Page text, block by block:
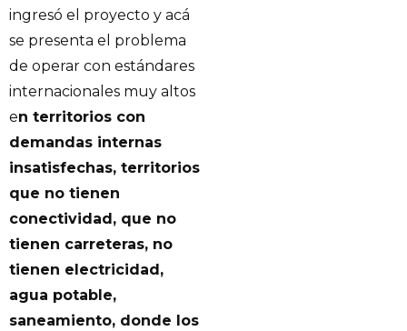
ingresó el proyecto y acá
se presenta el problema
de operar con estándares
internacionales muy altos
en territorios con
demandas internas
insatisfechas, territorios
que no tienen
conectividad, que no
tienen carreteras, no
tienen electricidad,
agua potable,
saneamiento, donde los